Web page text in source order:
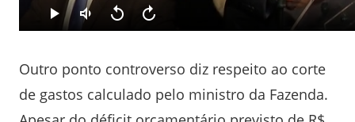
Outro ponto controverso diz respeito ao corte
de gastos calculado pelo ministro da Fazenda.